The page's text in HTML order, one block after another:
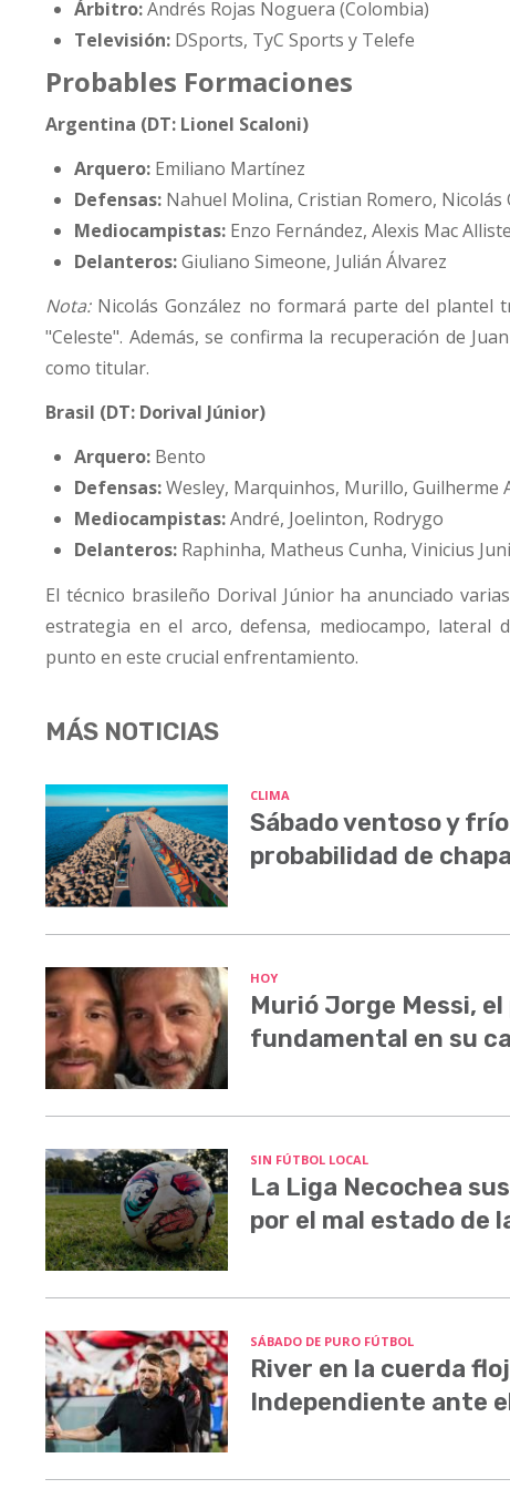
Árbitro:Andrés Rojas Noguera (Colombia)
Televisión:DSports, TyC Sports y Telefe
Probables Formaciones
Argentina (DT: Lionel Scaloni)
Arquero:Emiliano Martínez
Defensas:Nahuel Molina, Cristian Romero, Nicolás
Mediocampistas:Enzo Fernández, Alexis Mac
Delanteros:Giuliano Simeone, Julián Álvarez
Nota:Nicolás González no formará parte del plantel
"Celeste". Además, se confirma la recuperación de
como titular.
Brasil (DT: Dorival Júnior)
Arquero:Bento
Defensas:Wesley, Marquinhos, Murillo, Guilherme
Mediocampistas:André, Joelinton, Rodrygo
Delanteros:Raphinha, Matheus Cunha, Vinicius
El técnico brasileño Dorival Júnior ha anunciado
estrategia en el arco, defensa, mediocampo, lateral
punto en este crucial enfrentamiento.
MÁS NOTICIAS
CLIMA
Sábado ventoso y
probabilidad de
HOY
Murió Jorge Messi,
fundamental en su
SIN FÚTBOL LOCAL
La Liga Necochea
por el mal estado de
SÁBADO DE PURO FÚTBOL
River en la cuerda
Independiente ante